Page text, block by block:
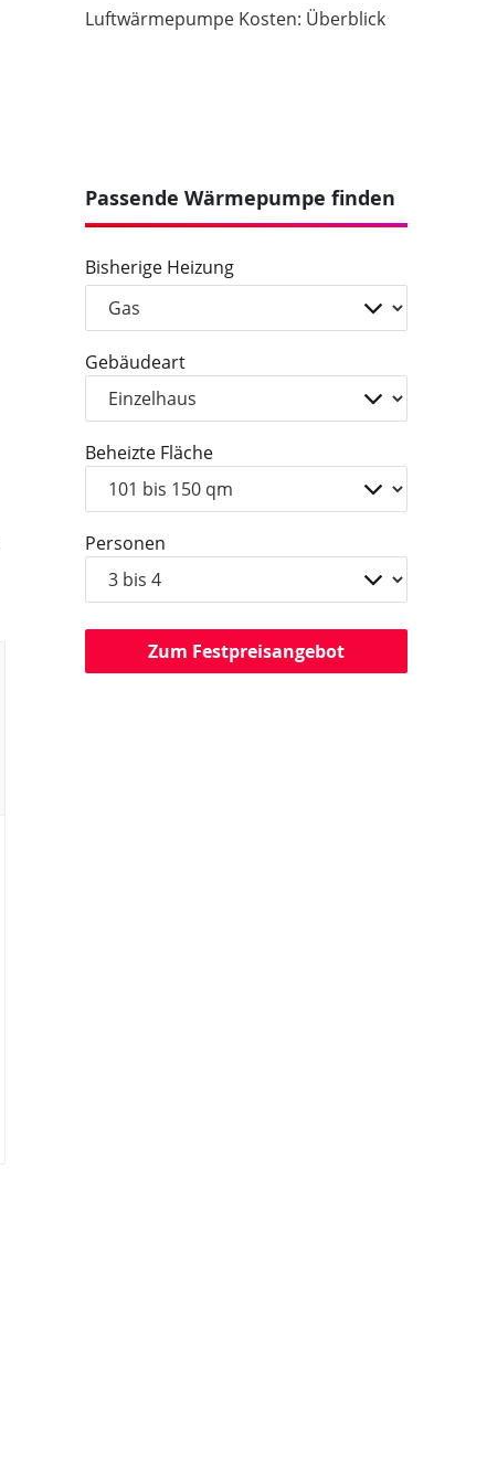
Luftwärmepumpe Kosten: Überblick
Passende Wärmepumpe finden
Bisherige Heizung
Gebäudeart
Beheizte Fläche
Personen
Zum Festpreisangebot